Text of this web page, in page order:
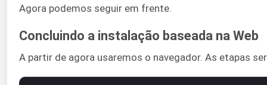
Agora podemos seguir em frente.
Concluindo a instalação baseada na Web
A partir de agora usaremos o navegador. As etapas